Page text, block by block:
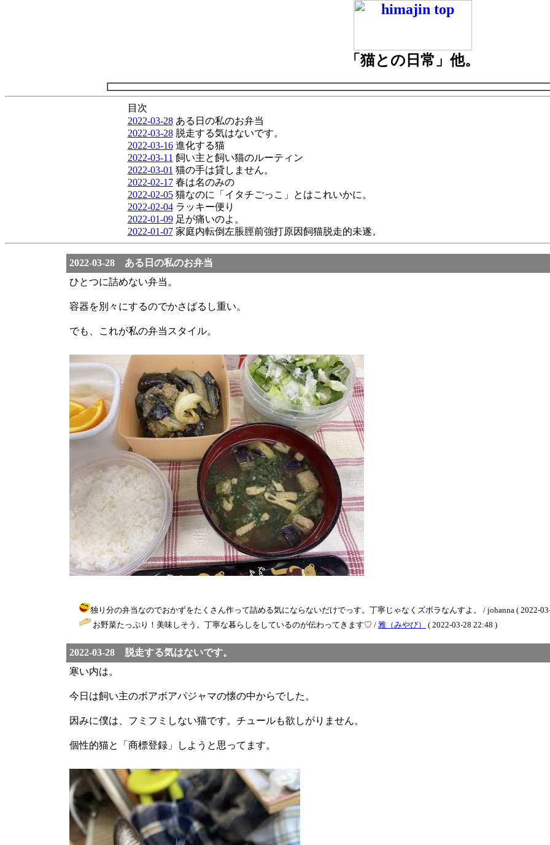
「猫との日常」他。
目次
2022-03-28ある日の私のお弁当
2022-03-28脱走する気はないです。
2022-03-16進化する猫
2022-03-11 飼い主と飼い猫のルーティン
2022-03-01 猫の手は貸しません。
2022-02-17春は名のみの
2022-02-05猫なのに「イタチごっこ」とはこれいかに。
2022-02-04ラッキー便り
2022-01-09足が痛いのよ。
2022-01-07家庭内転倒左脹脛前強打原因飼猫脱走的未遂。
2022-03-28 ある日の私のお弁当
ひとつに詰めない弁当。
容器を別々にするのでかさばるし重い。
でも、これが私の弁当スタイル。
独り分の弁当なのでおかずをたくさん作って詰める気にならないだけでっす。丁寧じゃなくズボラなんすよ。 / johanna ( 2022-
お野菜たっぷり！美味しそう。丁寧な暮らしをしているのが伝わってきます♡ / 雅（みやび） ( 2022-03-28 22:48 )
2022-03-28 脱走する気はないです。
寒い内は。
今日は飼い主のボアボアパジャマの懐の中からでした。
因みに僕は、フミフミしない猫です。チュールも欲しがりません。
個性的猫と「商標登録」しようと思ってます。